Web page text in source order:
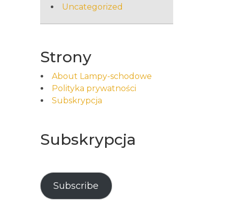
Uncategorized
Strony
About Lampy-schodowe
Polityka prywatności
Subskrypcja
Subskrypcja
Subscribe